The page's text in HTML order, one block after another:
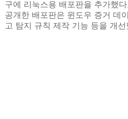
구에 리눅스용 배포판을 추가했
공개한 배포판은 윈도우 증거 데
고 탐지 규칙 제작 기능 등을 개